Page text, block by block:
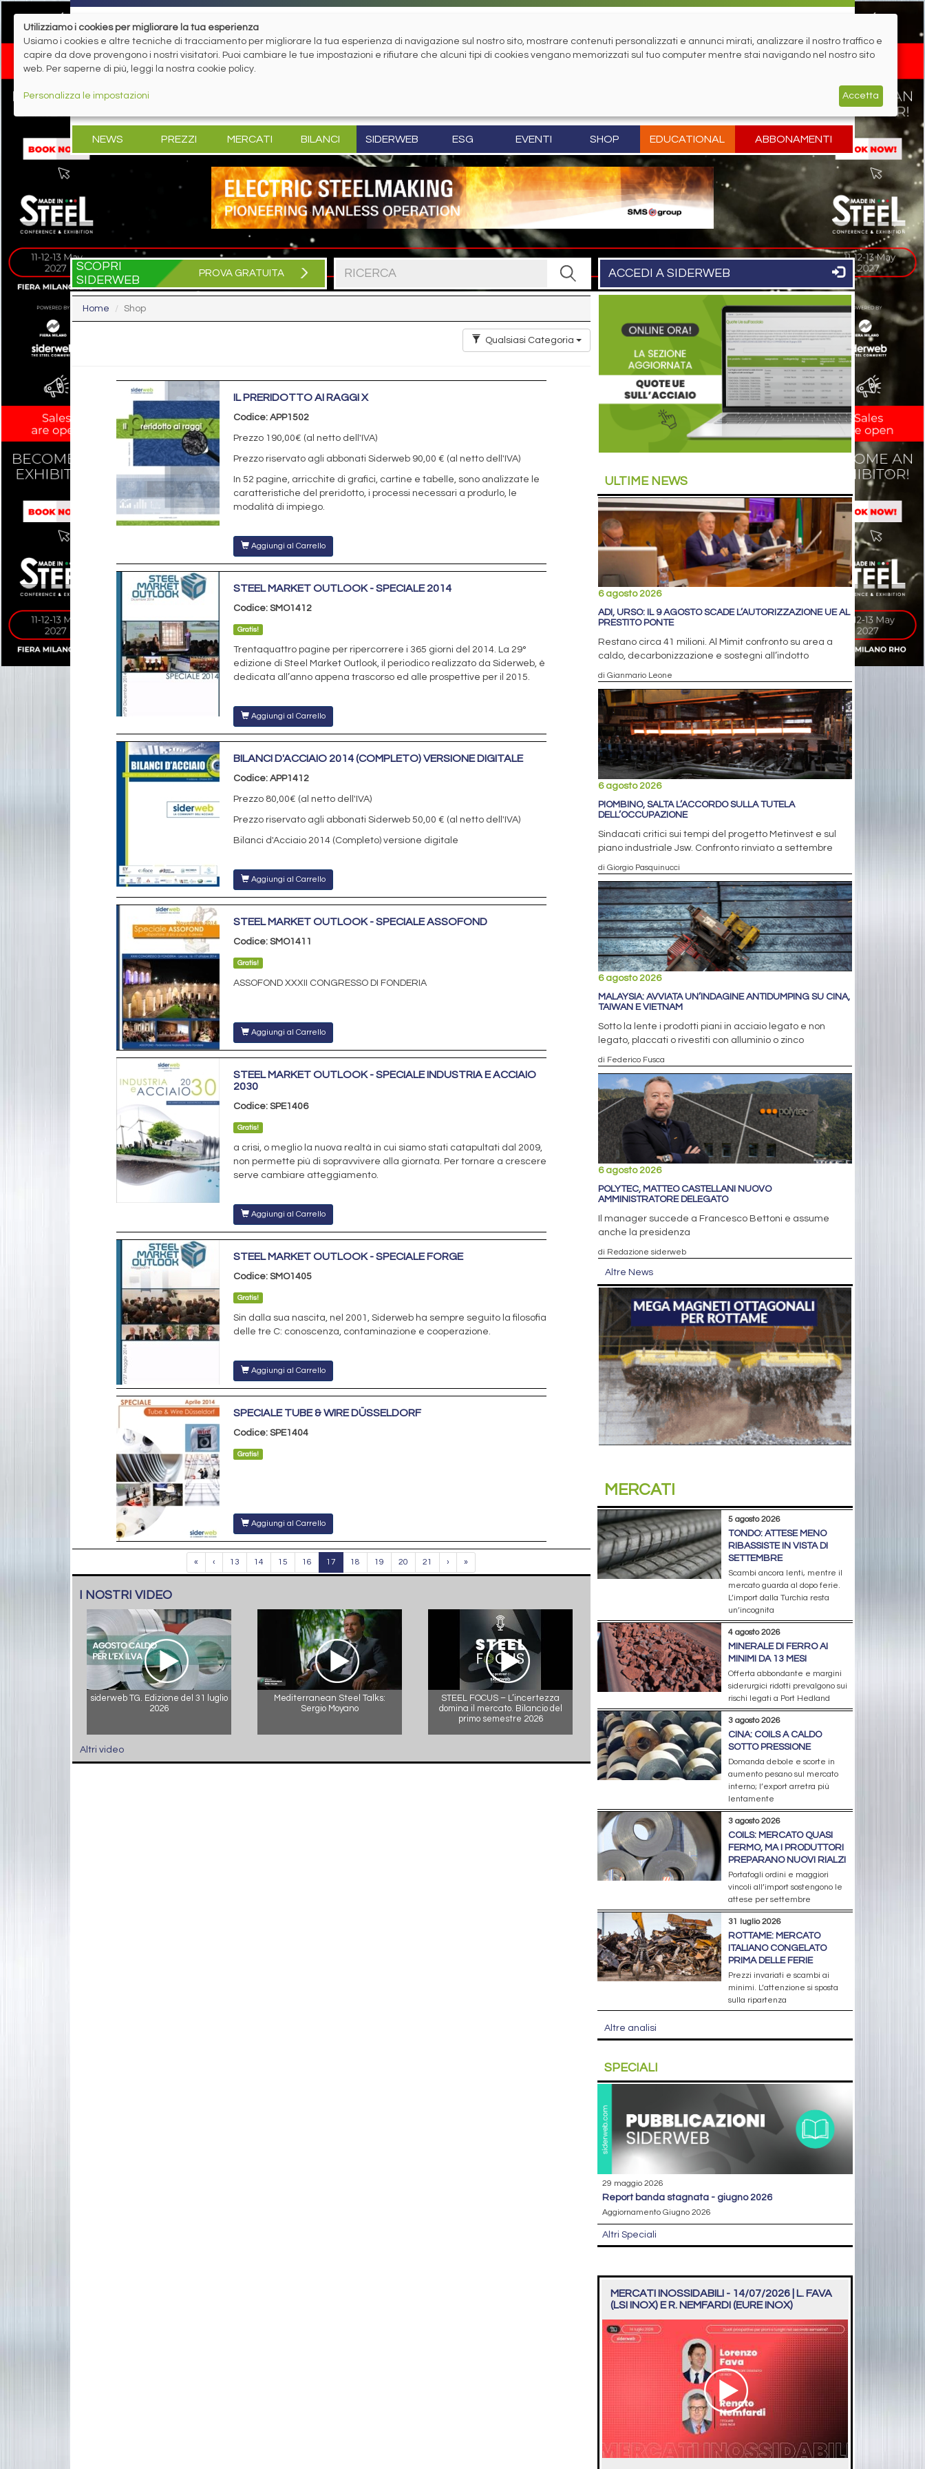
NEWS PREZZI MERCATI BILANCI SIDERWEB ESG EVENTI SHOP EDUCATIONAL ABBONAMENTI
SCOPRI
SIDERWEB
PROVA GRATUITA ACCEDI A SIDERWEB
Home Shop
Qualsiasi Categoria
IL PRERIDOTTO AI RAGGI X
Codice: APP1502
Prezzo 190,00€ (al netto dell'IVA)
Prezzo riservato agli abbonati Siderweb 90,00 € (al netto dell'IVA)
In 52 pagine, arricchite di grafici, cartine e tabelle, sono analizzate le
caratteristiche del preridotto, i processi necessari a produrlo, le
modalità di impiego.
Aggiungi al Carrello
STEEL MARKET OUTLOOK - SPECIALE 2014
Codice: SMO1412
Gratis!
Trentaquattro pagine per ripercorrere i 365 giorni del 2014. La 29°
edizione di Steel Market Outlook, il periodico realizzato da Siderweb, è
dedicata all’anno appena trascorso ed alle prospettive per il 2015.
Aggiungi al Carrello
BILANCI D'ACCIAIO 2014 (COMPLETO) VERSIONE DIGITALE
Codice: APP1412
Prezzo 80,00€ (al netto dell'IVA)
Prezzo riservato agli abbonati Siderweb 50,00 € (al netto dell'IVA)
Bilanci d'Acciaio 2014 (Completo) versione digitale
Aggiungi al Carrello
STEEL MARKET OUTLOOK - SPECIALE ASSOFOND
Codice: SMO1411
Gratis!
ASSOFOND XXXII CONGRESSO DI FONDERIA
Aggiungi al Carrello
STEEL MARKET OUTLOOK - SPECIALE INDUSTRIA E ACCIAIO
2030
Codice: SPE1406
Gratis!
a crisi, o meglio la nuova realtà in cui siamo stati catapultati dal 2009,
non permette più di sopravvivere alla giornata. Per tornare a crescere
serve cambiare atteggiamento.
Aggiungi al Carrello
STEEL MARKET OUTLOOK - SPECIALE FORGE
Codice: SMO1405
Gratis!
Sin dalla sua nascita, nel 2001, Siderweb ha sempre seguito la filosofia
delle tre C: conoscenza, contaminazione e cooperazione.
Aggiungi al Carrello
SPECIALE TUBE & WIRE DÜSSELDORF
Codice: SPE1404
Gratis!
Aggiungi al Carrello
« ‹ 13 14 15 16 17 18 19 20 21 › »
I NOSTRI VIDEO
siderweb TG. Edizione del 31 luglio
2026
Mediterranean Steel Talks:
Sergio Moyano
STEEL FOCUS – L’incertezza
domina il mercato. Bilancio del
primo semestre 2026
Altri video
ULTIME NEWS
6 agosto 2026
ADI, URSO: IL 9 AGOSTO SCADE L’AUTORIZZAZIONE UE AL
PRESTITO PONTE
Restano circa 41 milioni. Al Mimit confronto su area a
caldo, decarbonizzazione e sostegni all’indotto
di Gianmario Leone
6 agosto 2026
PIOMBINO, SALTA L’ACCORDO SULLA TUTELA
DELL’OCCUPAZIONE
Sindacati critici sui tempi del progetto Metinvest e sul
piano industriale Jsw. Confronto rinviato a settembre
di Giorgio Pasquinucci
6 agosto 2026
MALAYSIA: AVVIATA UN’INDAGINE ANTIDUMPING SU CINA,
TAIWAN E VIETNAM
Sotto la lente i prodotti piani in acciaio legato e non
legato, placcati o rivestiti con alluminio o zinco
di Federico Fusca
6 agosto 2026
POLYTEC, MATTEO CASTELLANI NUOVO
AMMINISTRATORE DELEGATO
Il manager succede a Francesco Bettoni e assume
anche la presidenza
di Redazione siderweb
Altre News
MERCATI
5 agosto 2026
TONDO: ATTESE MENO
RIBASSISTE IN VISTA DI
SETTEMBRE
Scambi ancora lenti, mentre il
mercato guarda al dopo ferie.
L’import dalla Turchia resta
un’incognita
4 agosto 2026
MINERALE DI FERRO AI
MINIMI DA 13 MESI
Offerta abbondante e margini
siderurgici ridotti prevalgono sui
rischi legati a Port Hedland
3 agosto 2026
CINA: COILS A CALDO
SOTTO PRESSIONE
Domanda debole e scorte in
aumento pesano sul mercato
interno; l’export arretra più
lentamente
3 agosto 2026
COILS: MERCATO QUASI
FERMO, MA I PRODUTTORI
PREPARANO NUOVI RIALZI
Portafogli ordini e maggiori
vincoli all’import sostengono le
attese per settembre
31 luglio 2026
ROTTAME: MERCATO
ITALIANO CONGELATO
PRIMA DELLE FERIE
Prezzi invariati e scambi ai
minimi. L’attenzione si sposta
sulla ripartenza
Altre analisi
SPECIALI
29 maggio 2026
report banda stagnata - giugno 2026
Aggiornamento Giugno 2026
Altri Speciali
MERCATI INOSSIDABILI - 14/07/2026 | L. FAVA
(LSI INOX) E R. NEMFARDI (EURE INOX)
Utilizziamo i cookies per migliorare la tua esperienza
Usiamo i cookies e altre tecniche di tracciamento per migliorare la tua esperienza di navigazione sul nostro sito, mostrare contenuti personalizzati e annunci mirati, analizzare il nostro traffico e
capire da dove provengono i nostri visitatori. Puoi cambiare le tue impostazioni e rifiutare che alcuni tipi di cookies vengano memorizzati sul tuo computer mentre stai navigando nel nostro sito
web. Per saperne di più, leggi la nostra cookie policy.
Personalizza le impostazioni Accetta